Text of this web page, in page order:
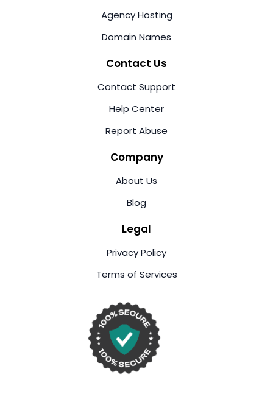
Agency Hosting
Domain Names
Contact Us
Contact Support
Help Center
Report Abuse
Company
About Us
Blog
Legal
Privacy Policy
Terms of Services